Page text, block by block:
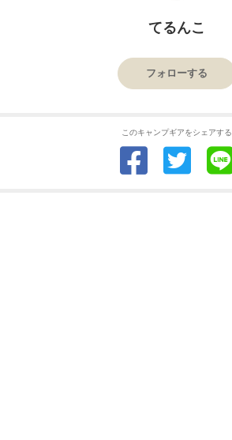
てるんこ
フォローする
このキャンプギアをシェアする